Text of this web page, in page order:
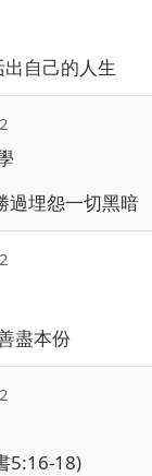
自己的人生
過埋怨一切黑暗
盡本份
5:16-18)